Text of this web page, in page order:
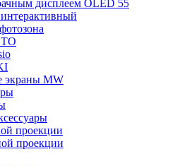
дисплеем OLED 55
интерактивный
экраны MW
проекции
проекции